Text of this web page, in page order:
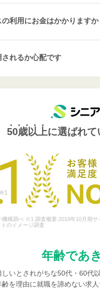
利用にお金はかかりますか
れるか心配です
50歳以上に選ばれて
構調べ ※1 調査概要:2019年10月期
のイメージ調査
年齢であ
いとされがちな50代・60代
を理由に就職を諦めない求